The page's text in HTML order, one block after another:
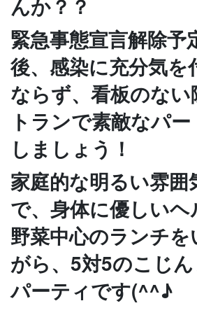
んか？？
緊急事態宣言解除予
後、感染に充分気を
ならず、看板のない
トランで素敵なパ
しましょう！
家庭的な明るい雰囲
で、身体に優しい
野菜中心のランチ
がら、5対5のこじ
パーティです(^^♪